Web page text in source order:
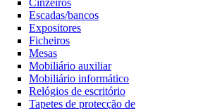
Cinzeiros
Escadas/bancos
Expositores
Ficheiros
Mesas
Mobiliário auxiliar
Mobiliário informático
Relógios de escritório
Tapetes de protecção de